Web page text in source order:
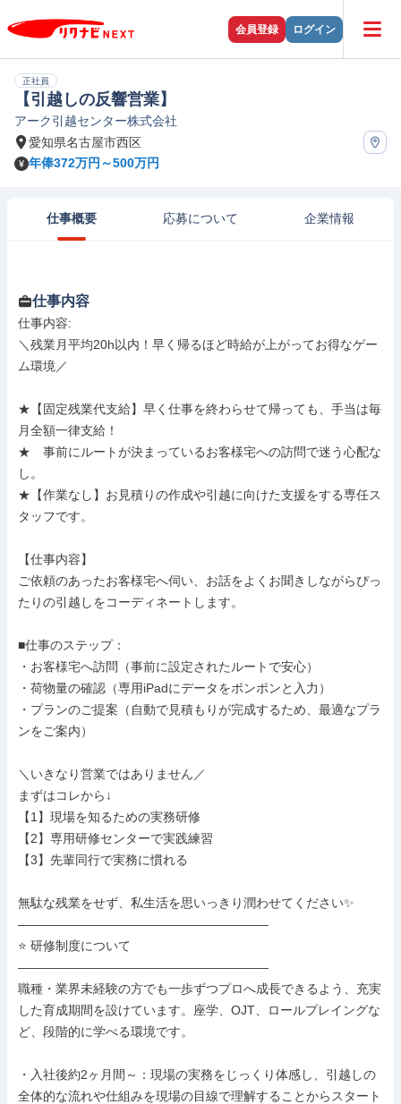
会員登録 ログイン
正社員
【引越しの反響営業】
アーク引越センター株式会社
愛知県名古屋市西区
年俸372万円～500万円
仕事概要 応募について 企業情報
仕事内容
仕事内容:
＼残業月平均20h以内！早く帰るほど時給が上がってお得なゲー
ム環境／
★【固定残業代支給】早く仕事を終わらせて帰っても、手当は毎
月全額一律支給！
★　事前にルートが決まっているお客様宅への訪問で迷う心配な
し。
★【作業なし】お見積りの作成や引越に向けた支援をする専任ス
タッフです。
【仕事内容】
ご依頼のあったお客様宅へ伺い、お話をよくお聞きしながらぴっ
たりの引越しをコーディネートします。
■仕事のステップ：
・お客様宅へ訪問（事前に設定されたルートで安心）
・荷物量の確認（専用iPadにデータをポンポンと入力）
・プランのご提案（自動で見積もりが完成するため、最適なプラ
ンをご案内）
＼いきなり営業ではありません／
まずはコレから↓
【1】現場を知るための実務研修
【2】専用研修センターで実践練習
【3】先輩同行で実務に慣れる
無駄な残業をせず、私生活を思いっきり潤わせてください✨
――――――――――――――――――――
⭐ 研修制度について
――――――――――――――――――――
職種・業界未経験の方でも一歩ずつプロへ成長できるよう、充実
した育成期間を設けています。座学、OJT、ロールプレイングな
ど、段階的に学べる環境です。
・入社後約2ヶ月間～：現場の実務をじっくり体感し、引越しの
全体的な流れや仕組みを現場の目線で理解することからスタート